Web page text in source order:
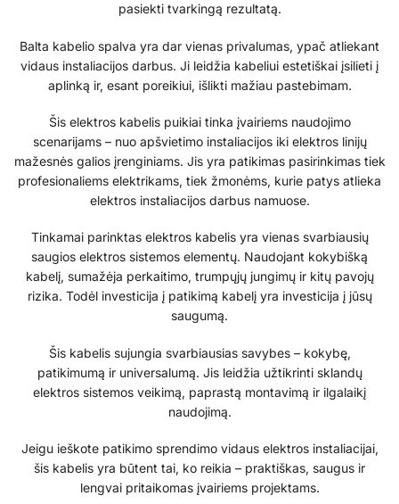
pasiekti tvarkingą rezultatą.
Balta kabelio spalva yra dar vienas privalumas, ypač atliekant
vidaus instaliacijos darbus. Ji leidžia kabeliui estetiškai įsilieti į
aplinką ir, esant poreikiui, išlikti mažiau pastebimam.
Šis elektros kabelis puikiai tinka įvairiems naudojimo
scenarijams – nuo apšvietimo instaliacijos iki elektros linijų
mažesnės galios įrenginiams. Jis yra patikimas pasirinkimas tiek
profesionaliems elektrikams, tiek žmonėms, kurie patys atlieka
elektros instaliacijos darbus namuose.
Tinkamai parinktas elektros kabelis yra vienas svarbiausių
saugios elektros sistemos elementų. Naudojant kokybišką
kabelį, sumažėja perkaitimo, trumpųjų jungimų ir kitų pavojų
rizika. Todėl investicija į patikimą kabelį yra investicija į jūsų
saugumą.
Šis kabelis sujungia svarbiausias savybes – kokybę,
patikimumą ir universalumą. Jis leidžia užtikrinti sklandų
elektros sistemos veikimą, paprastą montavimą ir ilgalaikį
naudojimą.
Jeigu ieškote patikimo sprendimo vidaus elektros instaliacijai,
šis kabelis yra būtent tai, ko reikia – praktiškas, saugus ir
lengvai pritaikomas įvairiems projektams.